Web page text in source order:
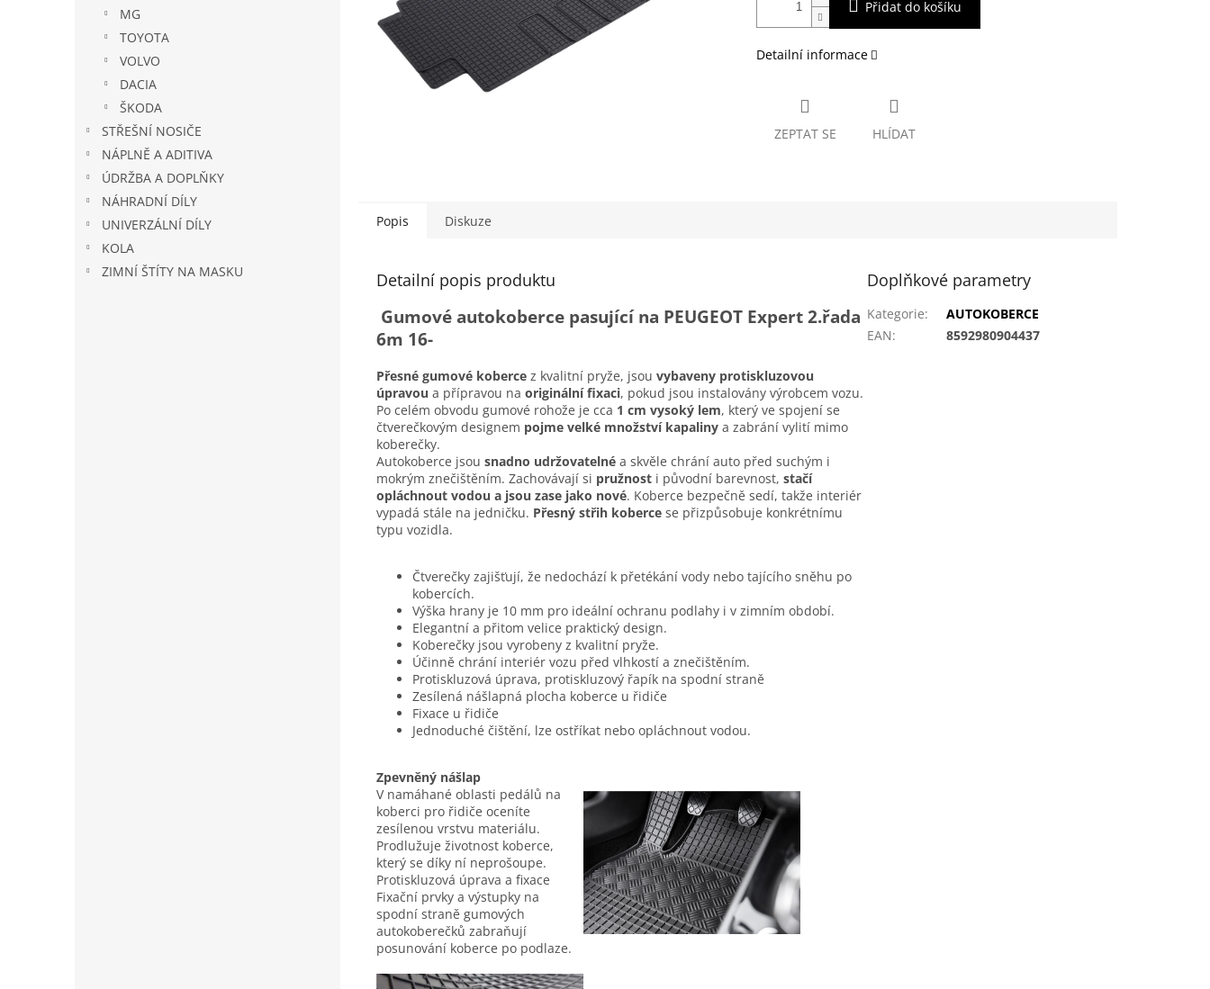
MG
TOYOTA
VOLVO
DACIA
ŠKODA
STŘEŠNÍ NOSIČE
NÁPLNĚ A ADITIVA
ÚDRŽBA A DOPLŇKY
NÁHRADNÍ DÍLY
UNIVERZÁLNÍ DÍLY
KOLA
ZIMNÍ ŠTÍTY NA MASKU
Přidat do košíku
Detailní informace
ZEPTAT SE HLÍDAT
Popis Diskuze
Detailní popis produktu
Gumové autokoberce pasující na PEUGEOT Expert 2.řada
6m 16-
Přesné gumové koberce z kvalitní pryže, jsou vybaveny protiskluzovou
úpravou a přípravou na originální fixaci, pokud jsou instalovány výrobcem vozu.
Po celém obvodu gumové rohože je cca 1 cm vysoký lem, který ve spojení se
čtverečkovým designem pojme velké množství kapaliny a zabrání vylití mimo
koberečky.
Autokoberce jsou snadno udržovatelné a skvěle chrání auto před suchým i
mokrým znečištěním. Zachovávají si pružnost i původní barevnost, stačí
opláchnout vodou a jsou zase jako nové. Koberce bezpečně sedí, takže interiér
vypadá stále na jedničku. Přesný střih koberce se přizpůsobuje konkrétnímu
typu vozidla.
Čtverečky zajišťují, že nedochází k přetékání vody nebo tajícího sněhu po
kobercích.
Výška hrany je 10 mm pro ideální ochranu podlahy i v zimním období.
Elegantní a přitom velice praktický design.
Koberečky jsou vyrobeny z kvalitní pryže.
Účinně chrání interiér vozu před vlhkostí a znečištěním.
Protiskluzová úprava, protiskluzový řapík na spodní straně
Zesílená nášlapná plocha koberce u řidiče
Fixace u řidiče
Jednoduché čištění, lze ostříkat nebo opláchnout vodou.
Zpevněný nášlap
V namáhané oblasti pedálů na
koberci pro řidiče oceníte
zesílenou vrstvu materiálu.
Prodlužuje životnost koberce,
který se díky ní neprošoupe.
Protiskluzová úprava a fixace
Fixační prvky a výstupky na
spodní straně gumových
autokoberečků zabraňují
posunování koberce po podlaze.
Doplňkové parametry
Kategorie:
AUTOKOBERCE
EAN: 8592980904437